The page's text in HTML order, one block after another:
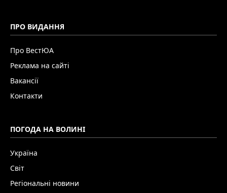
ПРО ВИДАННЯ
Про ВестЮА
Реклама на сайті
Вакансії
Контакти
ПОГОДА НА ВОЛИНІ
Україна
Світ
Регіональні новини